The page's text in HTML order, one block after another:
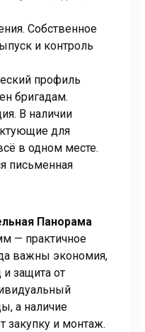
Собственное
и контроль
профиль
бригадам.
В наличии
для
в одном месте.
письменная
Панорама
— практичное
важны экономия,
защита от
а наличие
закупку и монтаж.